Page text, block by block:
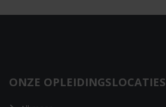
ONZE OPLEIDINGSLOCATIES